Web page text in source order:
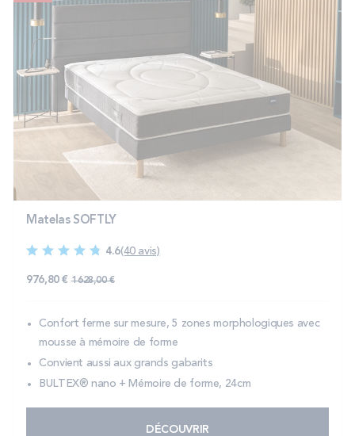
Matelas SOFTLY
4.6(40 avis)
976,80 € 1 628,00 €
Confort ferme sur mesure, 5 zones morphologiques avec
mousse à mémoire de forme
Convient aussi aux grands gabarits
BULTEX® nano + Mémoire de forme, 24cm
DÉCOUVRIR